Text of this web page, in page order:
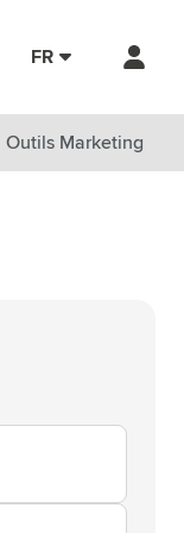
FR
Outils Marketing